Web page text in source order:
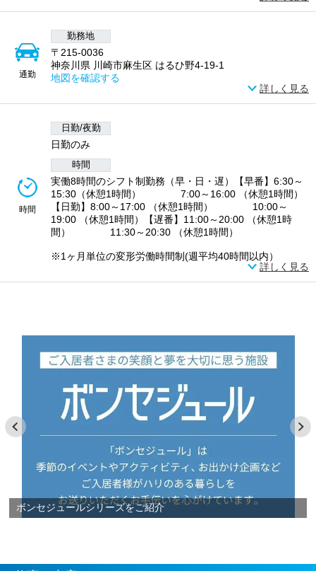
通勤
勤務地
〒215-0036
神奈川県 川崎市麻生区 はるひ野4-19-1
地図を確認する
詳しく見る
時間
日勤/夜勤
日勤のみ
時間
実働8時間のシフト制勤務（早・日・遅）【早番】6:30～
15:30（休憩1時間） 7:00～16:00 （休憩1時間）
【日勤】8:00～17:00 （休憩1時間） 10:00～
19:00 （休憩1時間）【遅番】11:00～20:00 （休憩1時
間） 11:30～20:30 （休憩1時間）
※1ヶ月単位の変形労働時間制(週平均40時間以内）
詳しく見る
ボンセジュールシリーズをご紹介